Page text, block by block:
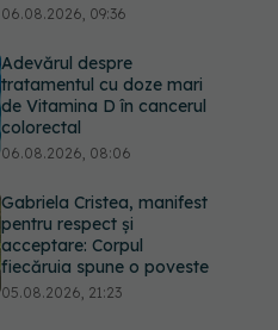
06.08.2026, 09:36
Adevărul despre
tratamentul cu doze mari
de Vitamina D în cancerul
colorectal
06.08.2026, 08:06
Gabriela Cristea, manifest
pentru respect și
acceptare: Corpul
fiecăruia spune o poveste
05.08.2026, 21:23